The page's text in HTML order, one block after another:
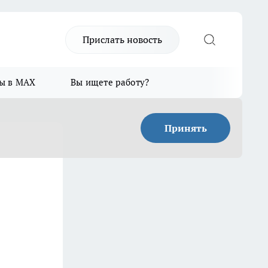
Прислать новость
в MAX Вы ищете работу?
Принять